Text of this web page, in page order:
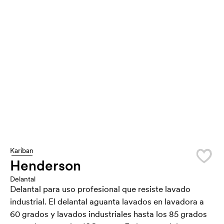
Kariban
Henderson
Delantal
Delantal para uso profesional que resiste lavado
industrial. El delantal aguanta lavados en lavadora a
60 grados y lavados industriales hasta los 85 grados